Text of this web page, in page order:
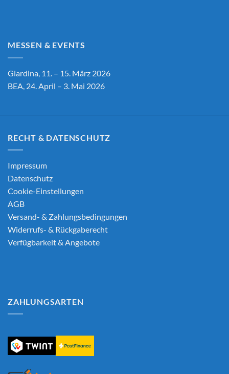
MESSEN & EVENTS
Giardina, 11. – 15. März 2026
BEA, 24. April – 3. Mai 2026
RECHT & DATENSCHUTZ
Impressum
Datenschutz
Cookie-Einstellungen
AGB
Versand- & Zahlungsbedingungen
Widerrufs- & Rückgaberecht
Verfügbarkeit & Angebote
ZAHLUNGSARTEN